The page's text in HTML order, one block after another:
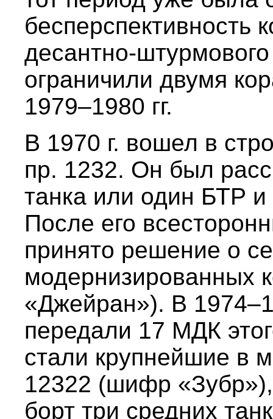
бесперспективность
десантно-
ограничили двумя
1979–1980 гг.
В 1970 г. вошел в
пр. 1232. Он был
танка или один БТР и
После его
принято решение о
модернизированных
«Джейран»). В
передали 17 МДК
стали крупнейшие в
12322 (шифр
борт три средних